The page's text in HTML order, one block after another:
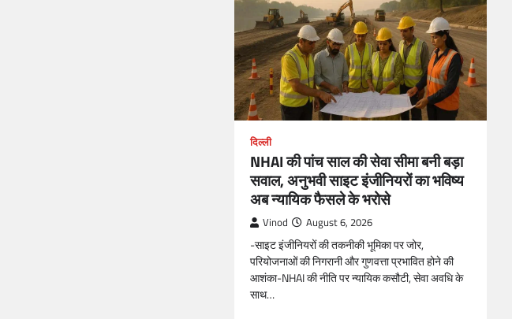
दिल्ली
NHAI की पांच साल की सेवा सीमा बनी बड़ा
सवाल, अनुभवी साइट इंजीनियरों का भविष्य
अब न्यायिक फैसले के भरोसे
Vinod August 6, 2026
-साइट इंजीनियरों की तकनीकी भूमिका पर जोर,
परियोजनाओं की निगरानी और गुणवत्ता प्रभावित होने की
आशंका-NHAI की नीति पर न्यायिक कसौटी, सेवा अवधि के
साथ…